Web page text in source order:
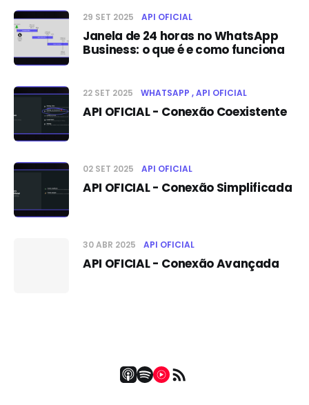
29 SET 2025 API OFICIAL
Janela de 24 horas no WhatsApp
Business: o que é e como funciona
22 SET 2025 WHATSAPP API OFICIAL
API OFICIAL - Conexão Coexistente
02 SET 2025 API OFICIAL
API OFICIAL - Conexão Simplificada
30 ABR 2025 API OFICIAL
API OFICIAL - Conexão Avançada